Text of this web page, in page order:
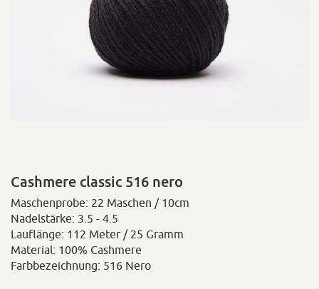
Cashmere classic 516 nero
Maschenprobe: 22 Maschen / 10cm
Nadelstärke: 3.5 - 4.5
Lauflänge: 112 Meter / 25 Gramm
Material: 100% Cashmere
Farbbezeichnung: 516 Nero